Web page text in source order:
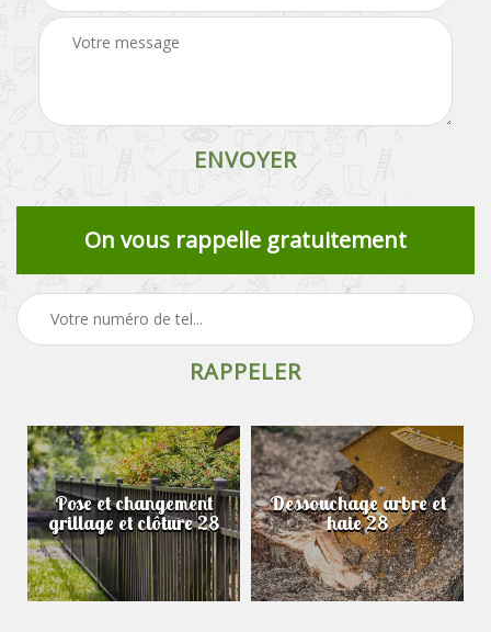
On vous rappelle gratuitement
Pose et changement
grillage et clôture 28
Dessouchage arbre et
haie 28